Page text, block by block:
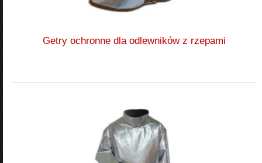
Getry ochronne dla odlewników z rzepami